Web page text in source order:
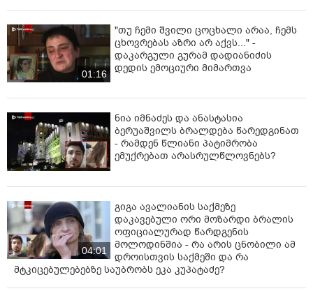
01:16
"თუ ჩემი შვილი ცოცხალი არაა, ჩემს
ცხოვრებას აზრი არ აქვს..." -
დაკარგული გურამ დადიანიძის
დედის ემოციური მიმართვა
ნია იმნაძეს და ანასტასია
ბერუაშვილს ბრალდება წარედგინათ
- რამდენ წლიანი პატიმრობა
ემუქრებათ არასრულწლოვნებს?
04:01
გიგა ავალიანის საქმეზე
დაკავებული ორი მოზარდი ბრალის
ოფიციალურად წარდგენის
მოლოდინშია - რა არის ცნობილი ამ
დროისთვის საქმეში და რა
მტკიცებულებებზე საუბრობს ეკა კუპატაძე?